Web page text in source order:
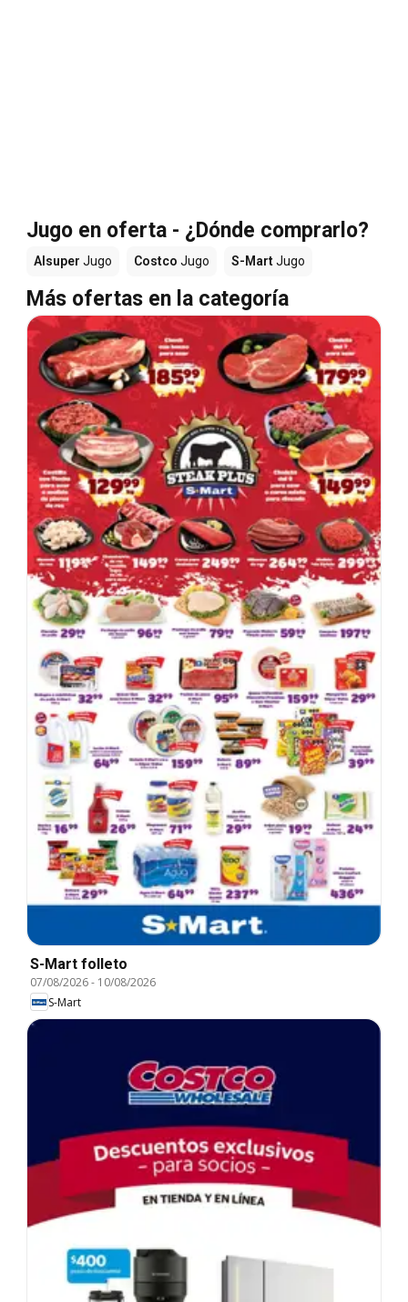
Jugo en oferta - ¿Dónde comprarlo?
Alsuper Jugo Costco Jugo S-MartJugo
Más ofertas en la categoría
S-Mart folleto
07/08/2026- 10/08/2026
S-Mart